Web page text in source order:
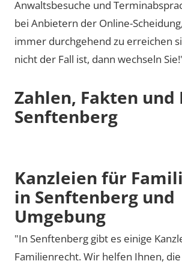
Anwaltsbesuche und
bei Anbietern der Online-
immer durchgehend zu erreichen
nicht der Fall ist, dann wechseln
Zahlen, Fakten und
Senftenberg
Kanzleien für
in Senftenberg und
Umgebung
"In Senftenberg gibt es einige
Familienrecht. Wir helfen Ihnen,